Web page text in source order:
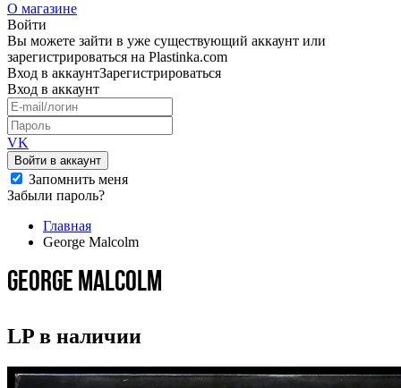
О магазине
Войти
Вы можете зайти в уже существующий аккаунт или
зарегистрироваться на Plastinka.com
Вход в аккаунтЗарегистрироваться
Вход в аккаунт
VK
Войти в аккаунт
Запомнить меня
Забыли пароль?
Главная
George Malcolm
George Malcolm
LP в наличии